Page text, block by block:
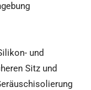
und
Sitz und